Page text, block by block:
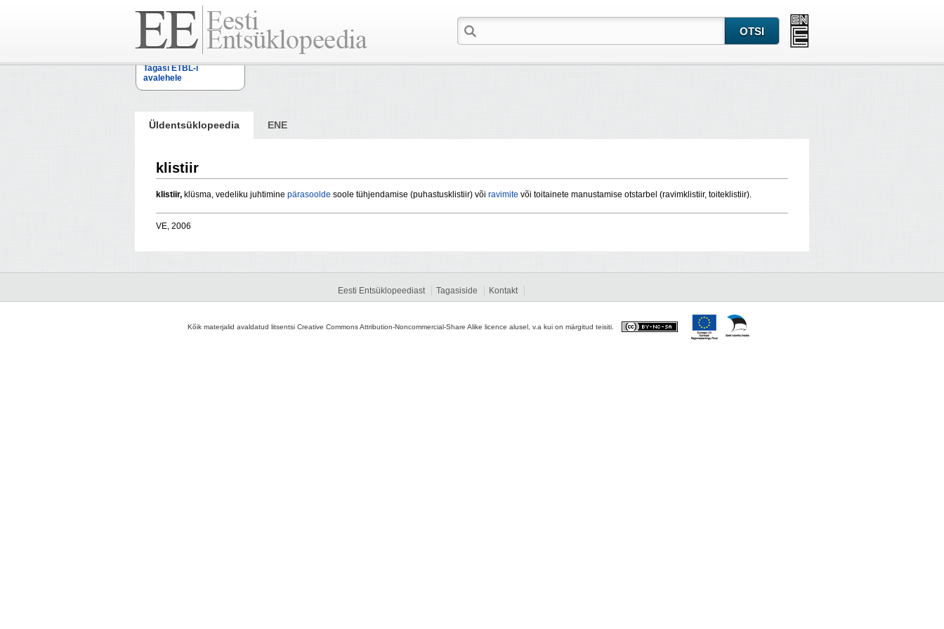
Tagasi ETBL-i
avalehele
Üldentsüklopeedia ENE
klistiir
klistiir, klüsma, vedeliku juhtimine pärasoolde soole tühjendamise (puhastusklistiir) või ravimite või toitainete manustamise otstarbel (ravimklistiir, toiteklistiir).
VE, 2006
Eesti Entsüklopeediast Tagasiside Kontakt
Kõik materjalid avaldatud litsentsi Creative Commons Attribution-Noncommercial-Share Alike licence alusel, v.a kui on märgitud teisiti.